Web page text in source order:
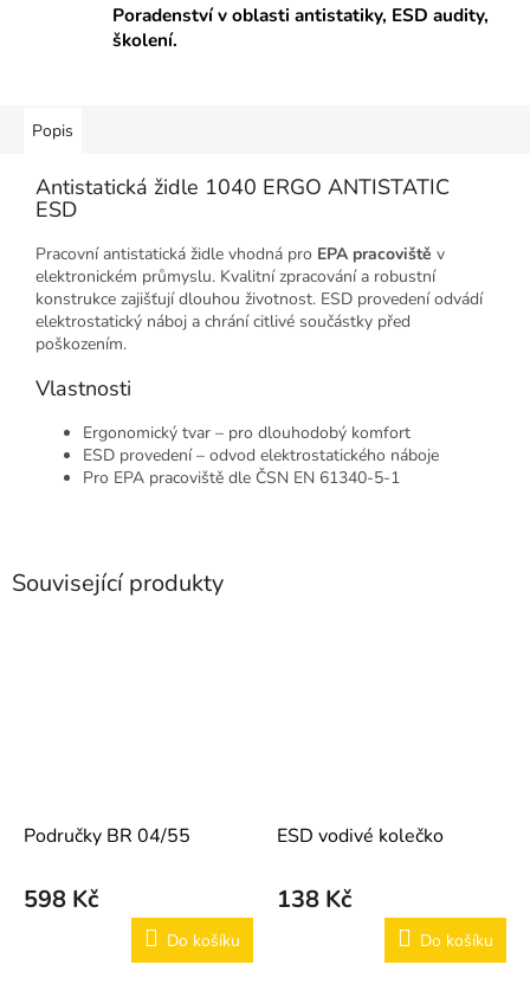
Poradenství v oblasti antistatiky, ESD audity,
školení.
Související produkty
Područky BR 04/55
598 Kč
Do košíku
ESD vodivé kolečko
138 Kč
Do košíku
Popis
Antistatická židle 1040 ERGO ANTISTATIC
ESD
Pracovní antistatická židle vhodná pro EPA pracoviště v
elektronickém průmyslu. Kvalitní zpracování a robustní
konstrukce zajišťují dlouhou životnost. ESD provedení odvádí
elektrostatický náboj a chrání citlivé součástky před
poškozením.
Vlastnosti
Ergonomický tvar – pro dlouhodobý komfort
ESD provedení – odvod elektrostatického náboje
Pro EPA pracoviště dle ČSN EN 61340-5-1